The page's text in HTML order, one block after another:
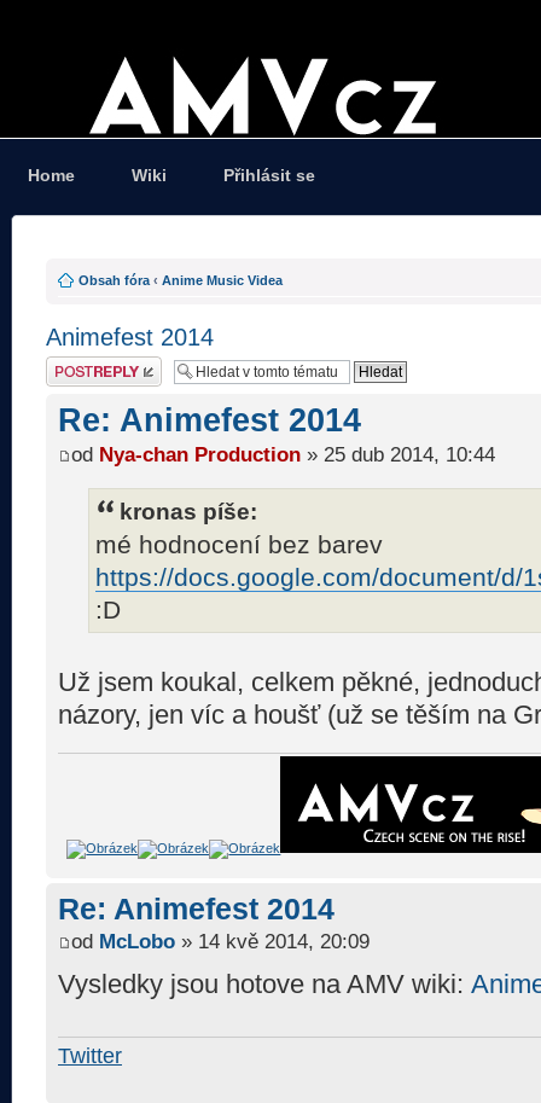
Home Wiki Přihlásit se
Obsah fóra ‹ Anime Music Videa
Animefest 2014
Odeslat odpověď
Re: Animefest 2014
od Nya-chan Production » 25 dub 2014, 10:44
kronas píše:
mé hodnocení bez barev
https://docs.google.com/document/d/
:D
Už jsem koukal, celkem pěkné,
názory, jen víc a houšť (už se těším na
Re: Animefest 2014
od McLobo » 14 kvě 2014, 20:09
Vysledky jsou hotove na AMV wiki:
Twitter